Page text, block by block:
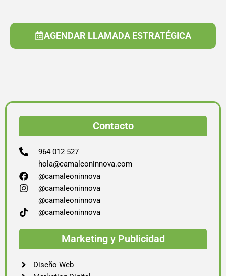
AGENDAR LLAMADA ESTRATÉGICA
Contacto
964 012 527
hola@camaleoninnova.com
@camaleoninnova
@camaleoninnova
@camaleoninnova
@camaleoninnova
Marketing y Publicidad
Diseño Web